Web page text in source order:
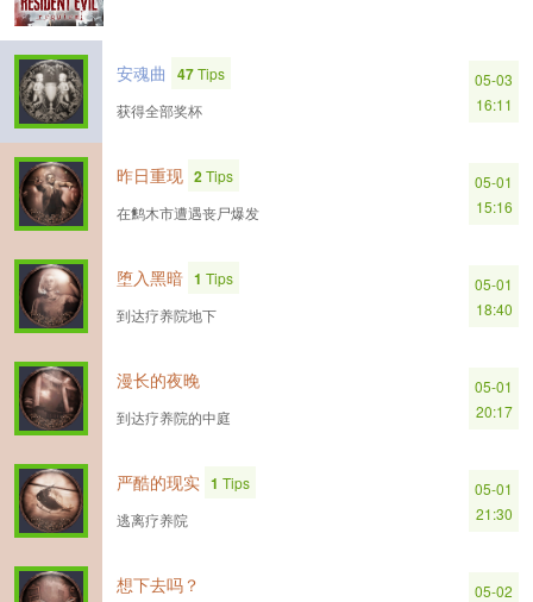
安魂曲 47Tips
获得全部奖杯
05-03
16:11
昨日重现 2Tips
在鹪木市遭遇丧尸爆发
05-01
15:16
堕入黑暗 1 Tips
到达疗养院地下
05-01
18:40
漫长的夜晚
到达疗养院的中庭
05-01
20:17
严酷的现实 1 Tips
逃离疗养院
05-01
21:30
想下去吗？
05-02